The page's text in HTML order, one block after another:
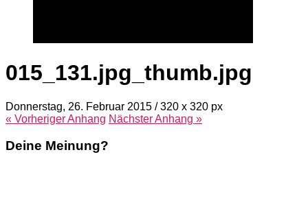
015_131.jpg_thumb.jpg
Donnerstag, 26. Februar 2015 /320 x 320 px
« VorherigerAnhang NächsterAnhang »
Deine Meinung?